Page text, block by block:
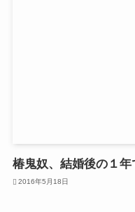
椿鬼奴、結婚後の１
2016年5月18日